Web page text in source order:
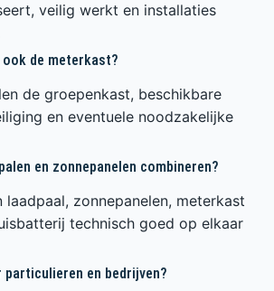
veilig werkt en installaties
de meterkast?
de groepenkast, beschikbare
en eventuele noodzakelijke
en zonnepanelen combineren?
laadpaal, zonnepanelen, meterkast
technisch goed op elkaar
en bedrijven?